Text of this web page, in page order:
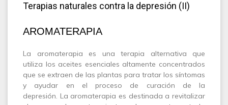
Terapias naturales contra la depresión (II)
AROMATERAPIA
La aromaterapia es una terapia alternativa que
utiliza los aceites esenciales altamente concentrados
que se extraen de las plantas para tratar los síntomas
y ayudar en el proceso de curación de la
depresión. La aromaterapia es destinada a revitalizar